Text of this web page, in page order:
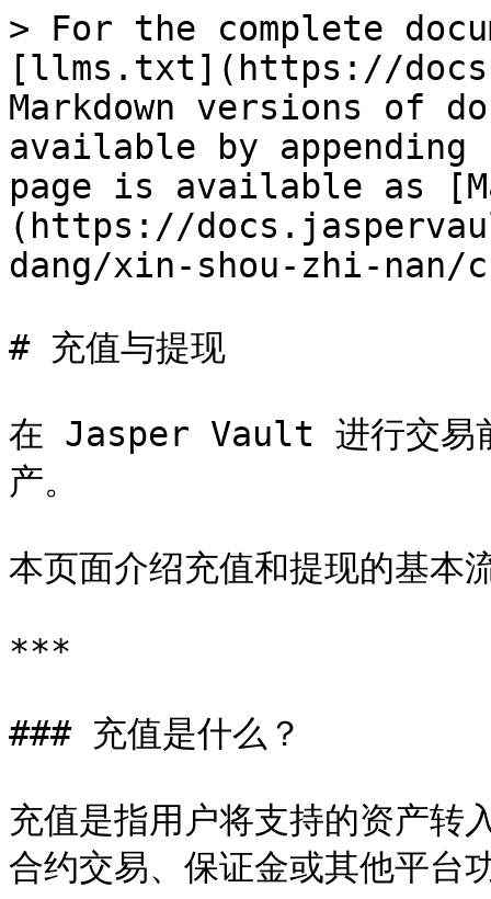
> For the complete
[llms.txt](https://
Markdown versions of
available by
page is available as
(https://
dang/xin-shou-zhi-
# 充值与提现
在 Jasper Vault 进行交易前
产。
本页面介绍充值和提现的基本
***
### 充值是什么？
充值是指用户将支持的资产
合约交易、保证金或其他平台